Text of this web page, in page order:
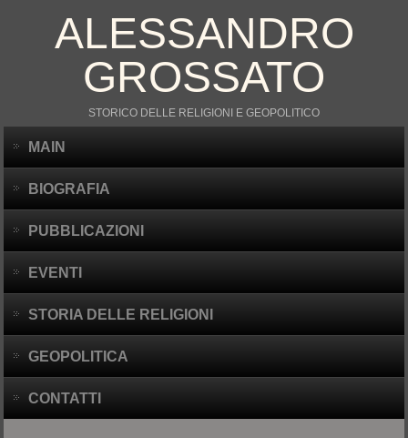
ALESSANDRO
GROSSATO
STORICO DELLE RELIGIONI E GEOPOLITICO
MAIN
BIOGRAFIA
PUBBLICAZIONI
EVENTI
STORIA DELLE RELIGIONI
GEOPOLITICA
CONTATTI